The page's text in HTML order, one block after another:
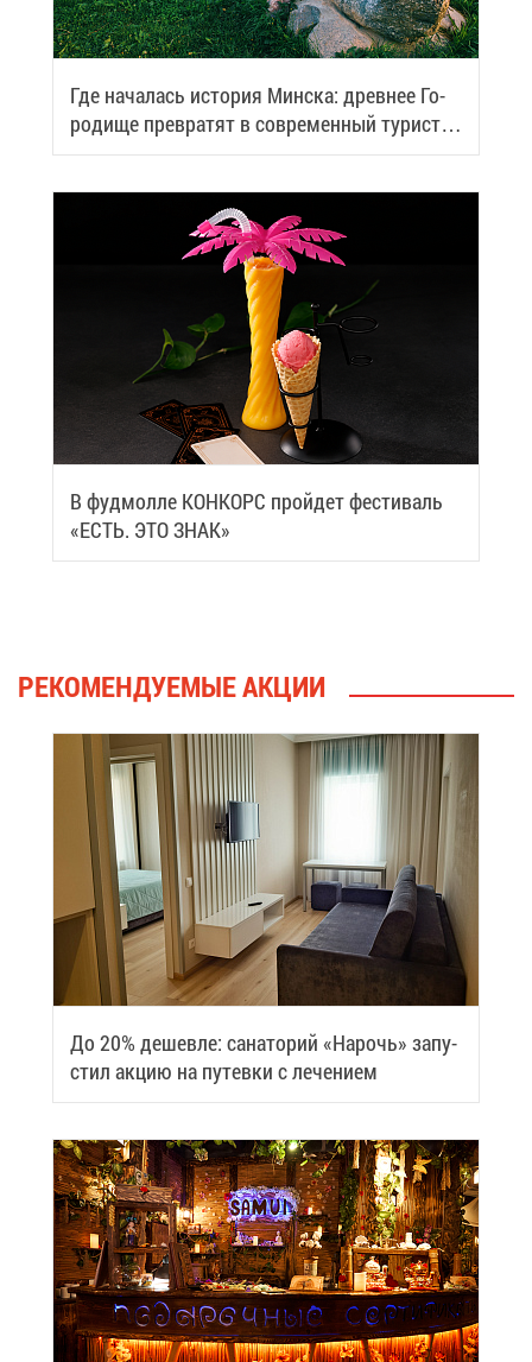
Где на­ча­лась ис­то­рия Мин­ска: древ­нее Го­
ро­ди­ще пре­вра­тят в со­вре­мен­ный ту­ри­сти­
че­ский центр
В фуд­мол­ле КОН­КОРС прой­дет фе­сти­валь
«ЕСТЬ. ЭТО ЗНАК»
РЕ­КО­МЕН­ДУ­Е­МЫЕ АК­ЦИИ
До 20% де­шев­ле: са­на­то­рий «На­рочь» за­пу­
стил ак­цию на пу­тев­ки с ле­че­ни­ем